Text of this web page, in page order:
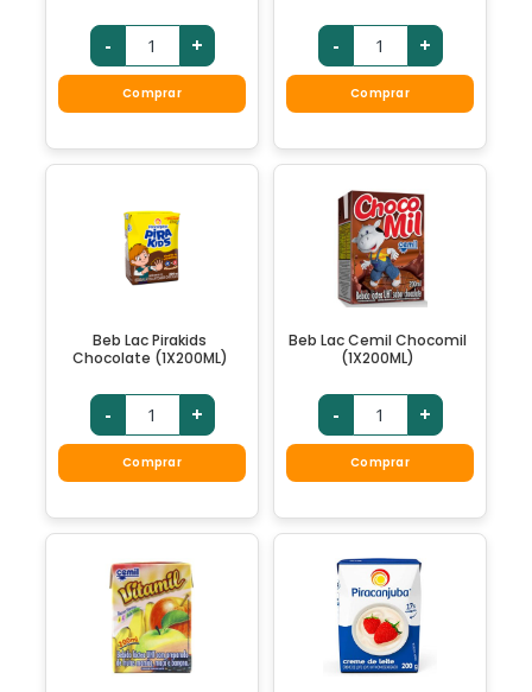
- +
Comprar
- +
Comprar
Beb Lac Pirakids
Chocolate (1X200ML)
- +
Comprar
Beb Lac Cemil Chocomil
(1X200ML)
- +
Comprar